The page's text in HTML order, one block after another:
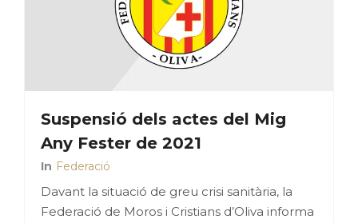
Suspensió dels actes del Mig
Any Fester de 2021
In Federació
Davant la situació de greu crisi sanitària, la
Federació de Moros i Cristians d’Oliva informa